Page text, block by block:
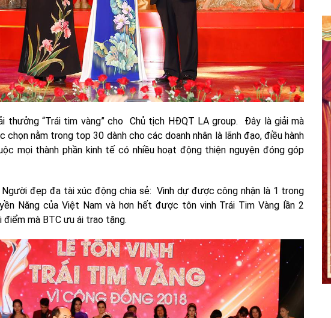
thưởng “Trái tim vàng” cho Chủ tịch HĐQT LA group. Đây là giải mà
chọn nằm trong top 30 dành cho các doanh nhân là lãnh đạo, điều hành
mọi thành phần kinh tế có nhiều hoạt động thiện nguyện đóng góp
đẹp đa tài xúc động chia sẻ: Vinh dự được công nhận là 1 trong
Năng của Việt Nam và hơn hết được tôn vinh Trái Tim Vàng lần 2
mà BTC ưu ái trao tặng.